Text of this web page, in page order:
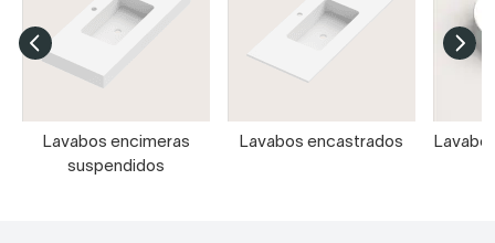
Lavabos encimeras
suspendidos
Lavabos encastrados